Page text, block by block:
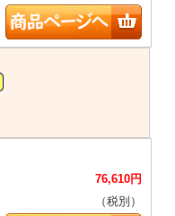
76,610円
（税別）